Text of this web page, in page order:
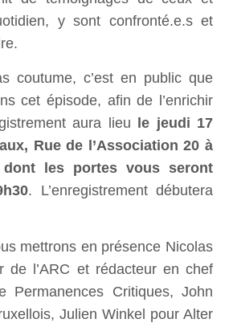
y sont confronté.e.s et
coutume, c’est en public que
cet épisode, afin de l’enrichir
aura lieu le jeudi 17
Rue de l’Association 20 à
dont les portes vous seront
. L’enregistrement débutera
mettrons en présence Nicolas
de l’ARC et rédacteur en chef
Permanences Critiques, John
Julien Winkel pour Alter